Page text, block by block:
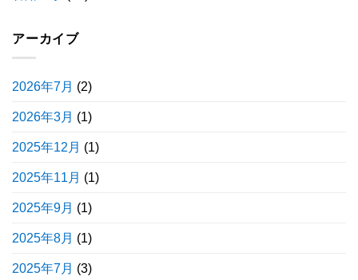
アーカイブ
2026年7月 (2)
2026年3月 (1)
2025年12月 (1)
2025年11月 (1)
2025年9月 (1)
2025年8月 (1)
2025年7月 (3)